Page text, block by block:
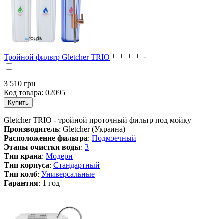
Тройной фильтр Gletcher TRIO
3 510 грн
Код товара: 02095
Gletcher TRIO - тройной проточный фильтр под мойку
Производитель: Gletcher (Украина)
Расположение фильтра: Подмоечный
Этапы очистки воды: 3
Тип крана: Модерн
Тип корпуса: Стандартный
Тип колб: Универсальные
Гарантия: 1 год